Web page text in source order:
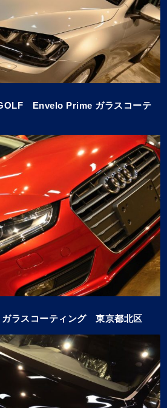
Envelo Prime ガラスコーテ
ラスコーティング 東京都北区